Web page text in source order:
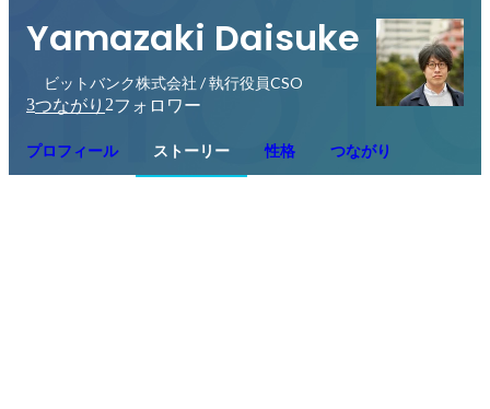
Yamazaki Daisuke
ビットバンク株式会社 / 執行役員CSO
3つながり 2フォロワー
プロフィール ストーリー 性格 つながり